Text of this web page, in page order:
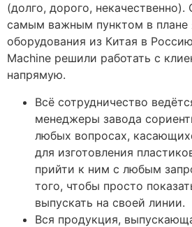
(долго, дорого, некачественно).
самым важным пунктом в плане
оборудования из Китая в
Machine решили работать с
напрямую.
Всё сотрудничество
менеджеры завода
любых вопросах,
для изготовления
прийти к ним с любым
того, чтобы просто
выпускать на своей линии.
Вся продукция,